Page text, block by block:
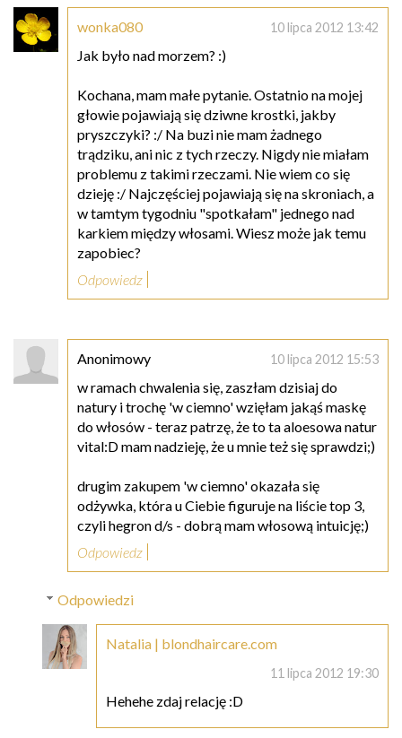
wonka080 10 lipca 2012 13:42
Jak było nad morzem? :)
Kochana, mam małe pytanie. Ostatnio na mojej
głowie pojawiają się dziwne krostki, jakby
pryszczyki? :/ Na buzi nie mam żadnego
trądziku, ani nic z tych rzeczy. Nigdy nie miałam
problemu z takimi rzeczami. Nie wiem co się
dzieję :/ Najczęściej pojawiają się na skroniach, a
w tamtym tygodniu "spotkałam" jednego nad
karkiem między włosami. Wiesz może jak temu
zapobiec?
Odpowiedz
Anonimowy 10 lipca 2012 15:53
w ramach chwalenia się, zaszłam dzisiaj do
natury i trochę 'w ciemno' wzięłam jakąś maskę
do włosów - teraz patrzę, że to ta aloesowa natur
vital:D mam nadzieję, że u mnie też się sprawdzi;)
drugim zakupem 'w ciemno' okazała się
odżywka, która u Ciebie figuruje na liście top 3,
czyli hegron d/s - dobrą mam włosową intuicję;)
Odpowiedz
Odpowiedzi
Natalia | blondhaircare.com
11 lipca 2012 19:30
Hehehe zdaj relację :D